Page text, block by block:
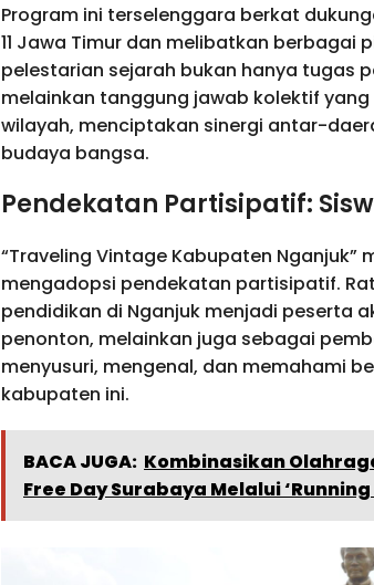
Program ini terselenggara berkat
11 Jawa Timur dan melibatkan berbagai
pelestarian sejarah bukan hanya tugas
melainkan tanggung jawab kolektif
wilayah, menciptakan sinergi antar-
budaya bangsa.
Pendekatan Partisipatif:
“Traveling Vintage Kabupaten
mengadopsi pendekatan partisipatif.
pendidikan di Nganjuk menjadi peserta
penonton, melainkan juga sebagai
menyusuri, mengenal, dan memahami
kabupaten ini.
BACA JUGA: Kombinasikan
Free Day Surabaya Melalui ‘Running